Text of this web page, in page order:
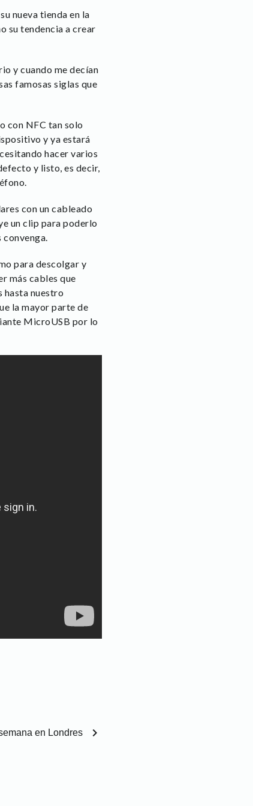
nueva tienda en la
su tendencia a crear
y cuando me decían
famosas siglas que
con NFC tan solo
y ya estará
hacer varios
y listo, es decir,
con un cableado
un clip para poderlo
para descolgar y
más cables que
hasta nuestro
la mayor parte de
MicroUSB por lo
en Londres chevron_right